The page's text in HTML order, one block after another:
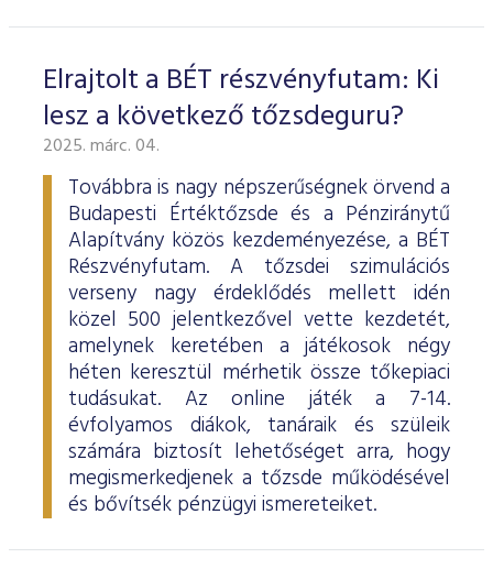
Elrajtolt a BÉT részvényfutam: Ki
lesz a következő tőzsdeguru?
2025. márc. 04.
Továbbra is nagy népszerűségnek örvend a
Budapesti Értéktőzsde és a Pénziránytű
Alapítvány közös kezdeményezése, a BÉT
Részvényfutam. A tőzsdei szimulációs
verseny nagy érdeklődés mellett idén
közel 500 jelentkezővel vette kezdetét,
amelynek keretében a játékosok négy
héten keresztül mérhetik össze tőkepiaci
tudásukat. Az online játék a 7-14.
évfolyamos diákok, tanáraik és szüleik
számára biztosít lehetőséget arra, hogy
megismerkedjenek a tőzsde működésével
és bővítsék pénzügyi ismereteiket.